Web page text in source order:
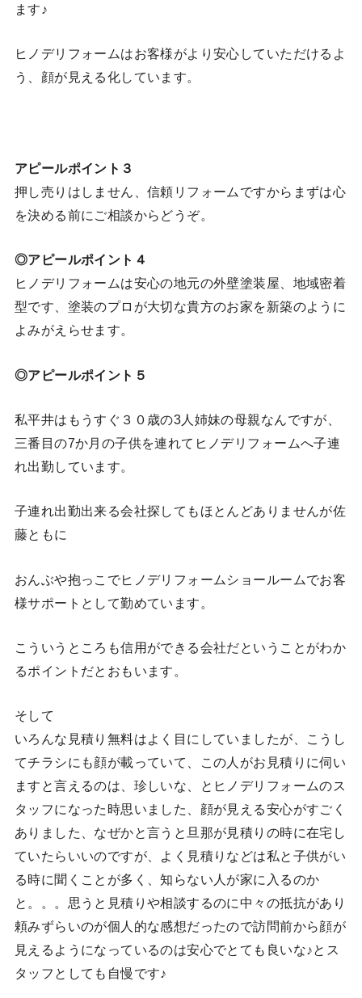
ます♪
ヒノデリフォームはお客様がより安心していただけるよ
う、顔が見える化しています。
アピールポイント３
押し売りはしません、信頼リフォームですからまずは心
を決める前にご相談からどうぞ。
◎アピールポイント４
ヒノデリフォームは安心の地元の外壁塗装屋、地域密着
型です、塗装のプロが大切な貴方のお家を新築のように
よみがえらせます。
◎アピールポイント５
私平井はもうすぐ３０歳の3人姉妹の母親なんですが、
三番目の7か月の子供を連れてヒノデリフォームへ子連
れ出勤しています。
子連れ出勤出来る会社探してもほとんどありませんが佐
藤ともに
おんぶや抱っこでヒノデリフォームショールームでお客
様サポートとして勤めています。
こういうところも信用ができる会社だということがわか
るポイントだとおもいます。
そして
いろんな見積り無料はよく目にしていましたが、こうし
てチラシにも顔が載っていて、この人がお見積りに伺い
ますと言えるのは、珍しいな、とヒノデリフォームのス
タッフになった時思いました、顔が見える安心がすごく
ありました、なぜかと言うと旦那が見積りの時に在宅し
ていたらいいのですが、よく見積りなどは私と子供がい
る時に聞くことが多く、知らない人が家に入るのか
と。。。思うと見積りや相談するのに中々の抵抗があり
頼みずらいのが個人的な感想だったので訪問前から顔が
見えるようになっているのは安心でとても良いな♪とス
タッフとしても自慢です♪